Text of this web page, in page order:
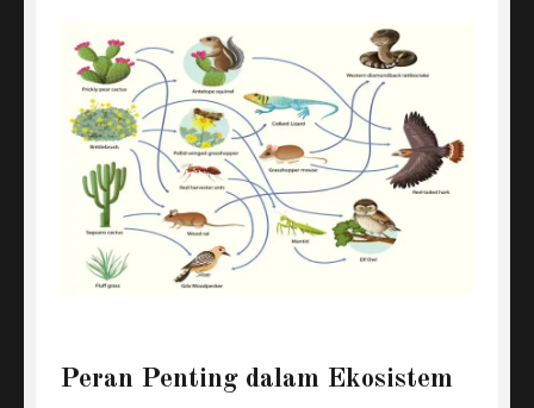
Peran Penting dalam Ekosistem